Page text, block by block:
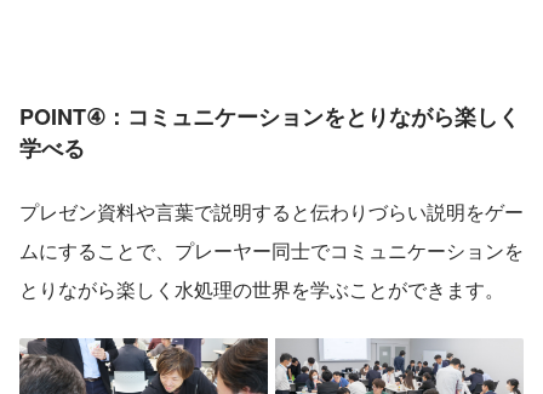
POINT④：コミュニケーションをとりながら楽しく
学べる
プレゼン資料や言葉で説明すると伝わりづらい説明をゲー
ムにすることで、プレーヤー同士でコミュニケーションを
とりながら楽しく水処理の世界を学ぶことができます。